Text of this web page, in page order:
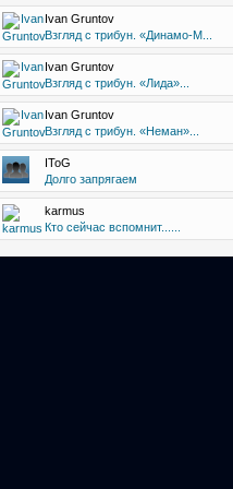
Ivan Gruntov
Взгляд с трибун. «Динамо-М...
Ivan Gruntov
Взгляд с трибун. «Лида»...
Ivan Gruntov
Взгляд с трибун. «Неман»...
IToG
Долго запрягаем
karmus
Кто сейчас вспомнит......